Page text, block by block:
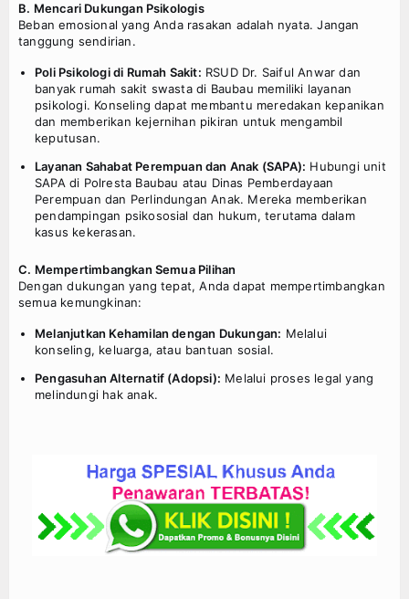
B. Mencari Dukungan Psikologis
Beban emosional yang Anda rasakan adalah nyata. Jangan
tanggung sendirian.
Poli Psikologi di Rumah Sakit: RSUD Dr. Saiful Anwar dan
banyak rumah sakit swasta di Baubau memiliki layanan
psikologi. Konseling dapat membantu meredakan kepanikan
dan memberikan kejernihan pikiran untuk mengambil
keputusan.
Layanan Sahabat Perempuan dan Anak (SAPA): Hubungi unit
SAPA di Polresta Baubau atau Dinas Pemberdayaan
Perempuan dan Perlindungan Anak. Mereka memberikan
pendampingan psikososial dan hukum, terutama dalam
kasus kekerasan.
C. Mempertimbangkan Semua Pilihan
Dengan dukungan yang tepat, Anda dapat mempertimbangkan
semua kemungkinan:
Melanjutkan Kehamilan dengan Dukungan: Melalui
konseling, keluarga, atau bantuan sosial.
Pengasuhan Alternatif (Adopsi): Melalui proses legal yang
melindungi hak anak.